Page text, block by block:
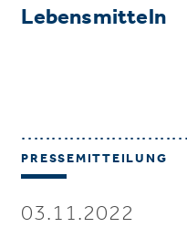
Lebensmitteln
PRESSEMITTEILUNG
03.11.2022